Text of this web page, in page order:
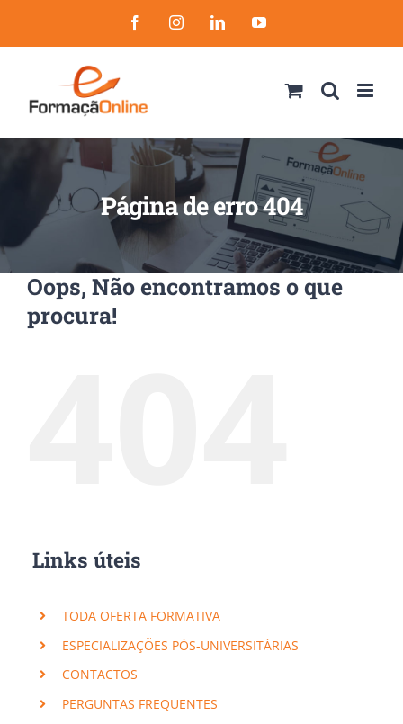
to
FacebookInstagramLinkedInYouTube
Página de erro 404
Oops, Não encontramos o que
procura!
Links úteis
TODA OFERTA FORMATIVA
ESPECIALIZAÇÕES PÓS-UNIVERSITÁRIAS
CONTACTOS
PERGUNTAS FREQUENTES